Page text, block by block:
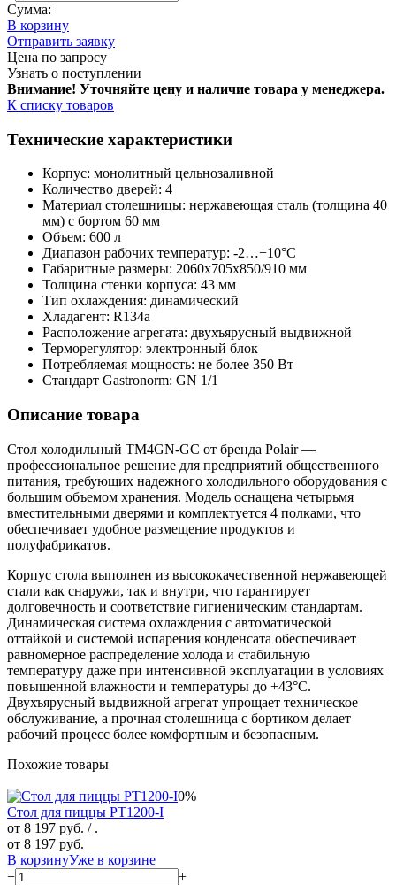
Сумма:
В корзину
Отправить заявку
Цена по запросу
Узнать о поступлении
Внимание! Уточняйте цену и наличие товара у менеджера.
К списку товаров
Технические характеристики
Корпус: монолитный цельнозаливной
Количество дверей: 4
Материал столешницы: нержавеющая сталь (толщина 40
мм) с бортом 60 мм
Объем: 600 л
Диапазон рабочих температур: -2…+10°C
Габаритные размеры: 2060х705х850/910 мм
Толщина стенки корпуса: 43 мм
Тип охлаждения: динамический
Хладагент: R134a
Расположение агрегата: двухъярусный выдвижной
Терморегулятор: электронный блок
Потребляемая мощность: не более 350 Вт
Стандарт Gastronorm: GN 1/1
Описание товара
Стол холодильный TM4GN-GC от бренда Polair —
профессиональное решение для предприятий общественного
питания, требующих надежного холодильного оборудования с
большим объемом хранения. Модель оснащена четырьмя
вместительными дверями и комплектуется 4 полками, что
обеспечивает удобное размещение продуктов и
полуфабрикатов.
Корпус стола выполнен из высококачественной нержавеющей
стали как снаружи, так и внутри, что гарантирует
долговечность и соответствие гигиеническим стандартам.
Динамическая система охлаждения с автоматической
оттайкой и системой испарения конденсата обеспечивает
равномерное распределение холода и стабильную
температуру даже при интенсивной эксплуатации в условиях
повышенной влажности и температуры до +43°C.
Двухъярусный выдвижной агрегат упрощает техническое
обслуживание, а прочная столешница с бортиком делает
рабочий процесс более комфортным и безопасным.
Похожие товары
0%
Стол для пиццы PT1200-I
от 8 197 руб. / .
от 8 197 руб.
В корзинуУже в корзине
−
+